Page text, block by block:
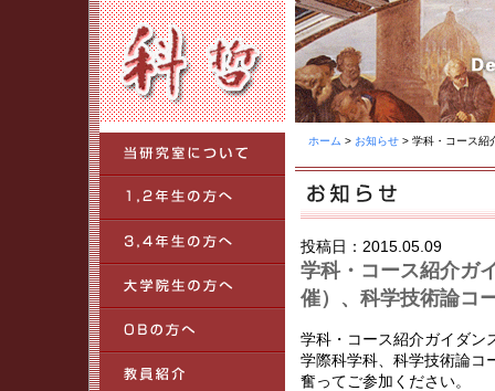
ホーム > お知らせ > 学科・コース紹
投稿日：2015.05.09
学科・コース紹介ガ
催）、科学技術論コ
学科・コース紹介ガイダン
学際科学科、科学技術論コ
奮ってご参加ください。